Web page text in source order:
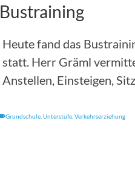
Bustraining
Heute fand das
statt. Herr Gräml
Anstellen, Einsteigen,
Grundschule, Unterstufe, Verkehrserziehung